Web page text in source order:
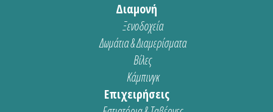
Διαμονή
Ξενοδοχεία
Δωμάτια & Διαμερίσματα
Βίλες
Κάμπινγκ
Επιχειρήσεις